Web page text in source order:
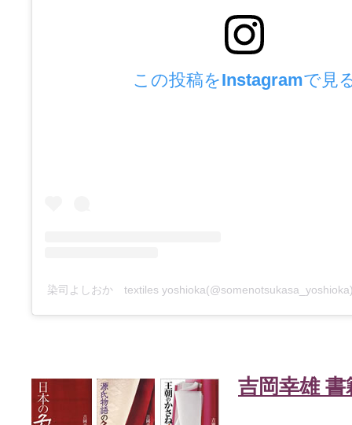
この投稿をInstagramで見
染司よしおか textiles
吉岡幸雄 書